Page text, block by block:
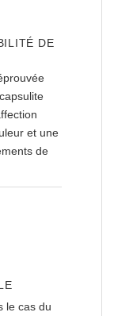
DE
et une
de
le cas du